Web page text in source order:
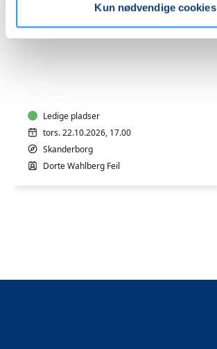
Kun nødvendige cookies
-
Skanderborg
Ledige pladser
tors. 22.10.2026, 17.00
Skanderborg
Dorte Wahlberg Feil